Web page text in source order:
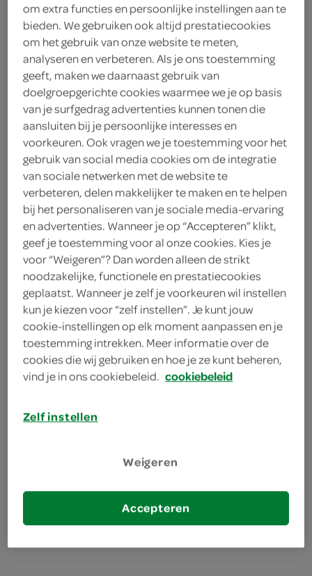
Spar kalkoenblokjes
300 Gram
6.59 kies je SPAR
Spar gerookte kipfilet
150 Gram
3.79 kies je SPAR
Spar kipfiletblokjes
275 Gram
5.59 kies je SPAR
Spar kipdrumsticks
3.59 kies je SPAR
om extra functies en persoonlijke instellingen aan te
bieden. We gebruiken ook altijd prestatiecookies
om het gebruik van onze website te meten,
analyseren en verbeteren. Als je ons toestemming
geeft, maken we daarnaast gebruik van
doelgroepgerichte cookies waarmee we je op basis
van je surfgedrag advertenties kunnen tonen die
aansluiten bij je persoonlijke interesses en
voorkeuren. Ook vragen we je toestemming voor het
gebruik van social media cookies om de integratie
van sociale netwerken met de website te
verbeteren, delen makkelijker te maken en te helpen
bij het personaliseren van je sociale media-ervaring
en advertenties. Wanneer je op “Accepteren” klikt,
geef je toestemming voor al onze cookies. Kies je
voor “Weigeren”? Dan worden alleen de strikt
noodzakelijke, functionele en prestatiecookies
geplaatst. Wanneer je zelf je voorkeuren wil instellen
kun je kiezen voor “zelf instellen”. Je kunt jouw
cookie-instellingen op elk moment aanpassen en je
toestemming intrekken. Meer informatie over de
cookies die wij gebruiken en hoe je ze kunt beheren,
vind je in ons cookiebeleid. cookiebeleid
Zelf instellen
Weigeren
Accepteren